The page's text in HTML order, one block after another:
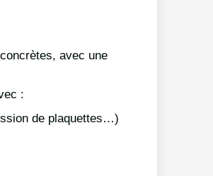
avec une
:
de plaquettes…)